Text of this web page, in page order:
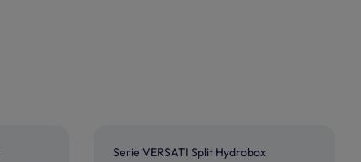
Serie VERSATI Split Hydrobox